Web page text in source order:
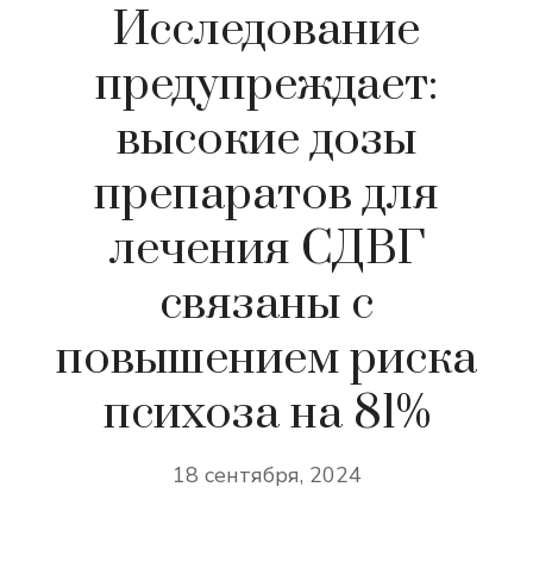
Исследование
предупреждает:
высокие дозы
препаратов для
лечения СДВГ
связаны с
повышением риска
психоза на 81%
18 сентября, 2024